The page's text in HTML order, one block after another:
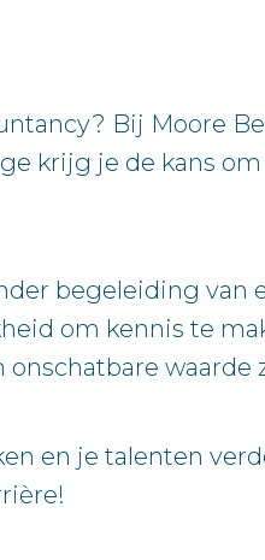
Bij Moore
krijg je de kans
begeleiding van
om kennis te
waarde
en je talenten